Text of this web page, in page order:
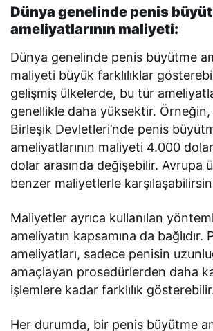
Dünya genelinde penis
ameliyatlarının maliyeti:
Dünya genelinde penis büyütme
maliyeti büyük farklılıklar
gelişmiş ülkelerde, bu tür
genellikle daha yüksektir. Örneğin,
Birleşik Devletleri’nde penis
ameliyatlarının maliyeti 4.000
dolar arasında değişebilir. Avrupa
benzer maliyetlerle
Maliyetler ayrıca kullanılan
ameliyatın kapsamına da bağlıdır.
ameliyatları, sadece penisin
amaçlayan prosedürlerden daha
işlemlere kadar farklılık
Her durumda, bir penis büyütme